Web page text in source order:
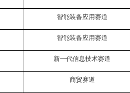
智能装备应用赛道
智能装备应用赛道
新一代信息技术赛道
商贸赛道